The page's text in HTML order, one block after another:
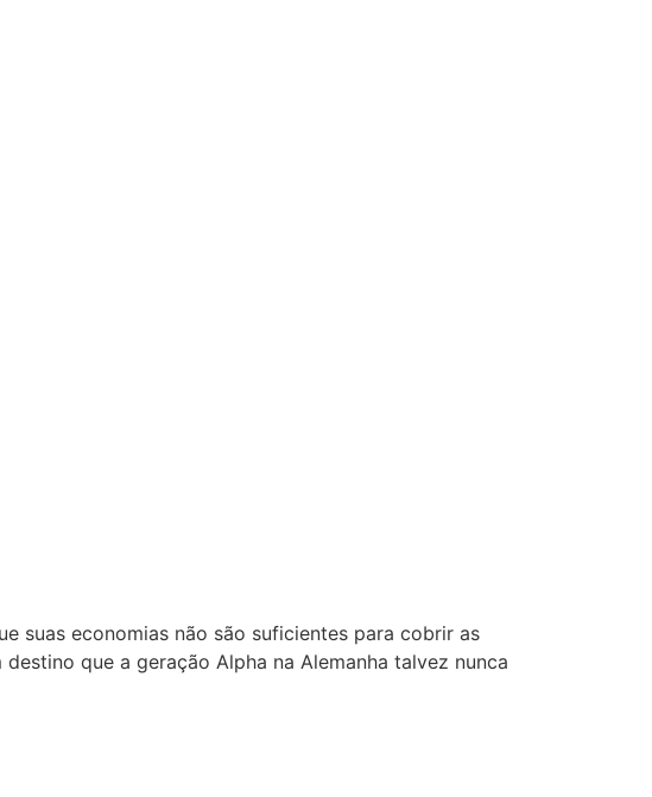
suas economias não são suficientes para cobrir as
que a geração Alpha na Alemanha talvez nunca